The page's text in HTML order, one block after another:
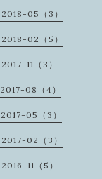
2018-05（3）
2018-02（5）
2017-11（3）
2017-08（4）
2017-05（3）
2017-02（3）
2016-11（5）